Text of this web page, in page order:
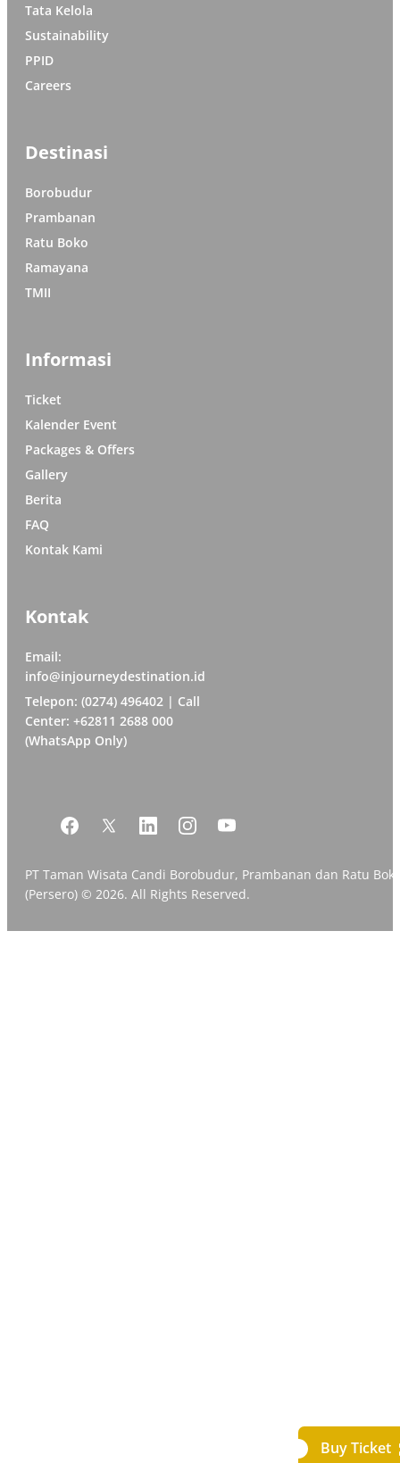
Buy Ticket
Tata Kelola
Sustainability
PPID
Careers
Destinasi
Borobudur
Prambanan
Ratu Boko
Ramayana
TMII
Informasi
Ticket
Kalender Event
Packages & Offers
Gallery
Berita
FAQ
Kontak Kami
Kontak
Email:
info@injourneydestination.id
Telepon: (0274) 496402 | Call
Center: +62811 2688 000
(WhatsApp Only)
PT Taman Wisata Candi Borobudur, Prambanan dan Ratu
(Persero) © 2026. All Rights Reserved.